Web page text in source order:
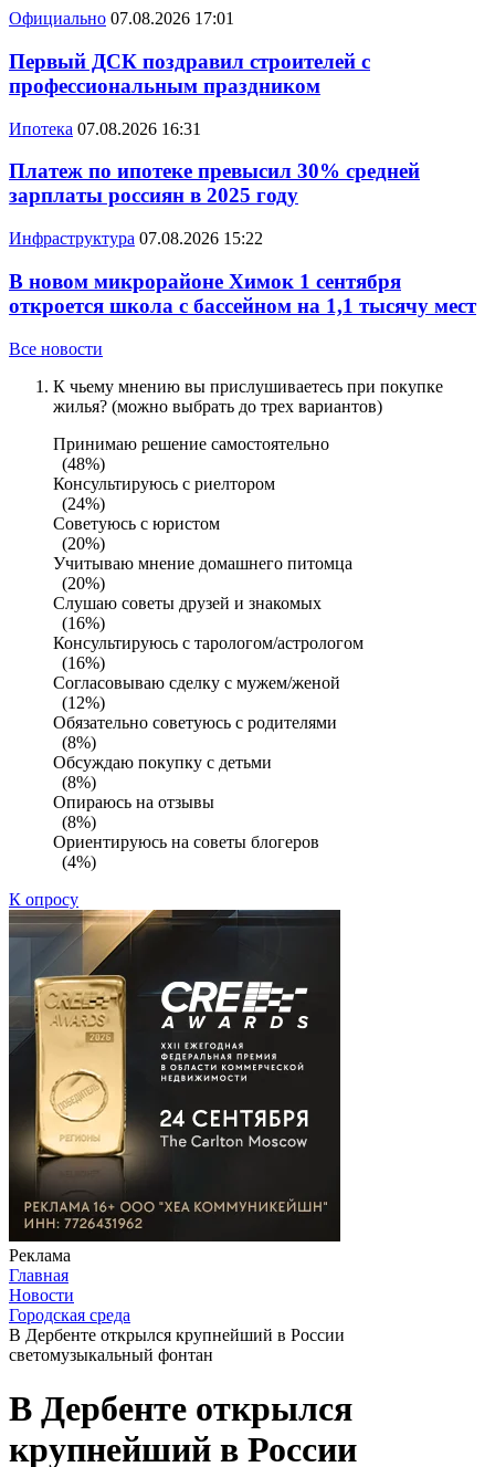
Официально 07.08.2026 17:01
Первый ДСК поздравил строителей с
профессиональным праздником
Ипотека 07.08.2026 16:31
Платеж по ипотеке превысил 30% средней
зарплаты россиян в 2025 году
Инфраструктура 07.08.2026 15:22
В новом микрорайоне Химок 1 сентября
откроется школа с бассейном на 1,1 тысячу мест
Все новости
К чьему мнению вы прислушиваетесь при покупке
жилья? (можно выбрать до трех вариантов)
Принимаю решение самостоятельно
(48%)
Консультируюсь с риелтором
(24%)
Советуюсь с юристом
(20%)
Учитываю мнение домашнего питомца
(20%)
Слушаю советы друзей и знакомых
(16%)
Консультируюсь с тарологом/астрологом
(16%)
Согласовываю сделку с мужем/женой
(12%)
Обязательно советуюсь с родителями
(8%)
Обсуждаю покупку с детьми
(8%)
Опираюсь на отзывы
(8%)
Ориентируюсь на советы блогеров
(4%)
К опросу
Реклама
Главная
Новости
Городская среда
В Дербенте открылся крупнейший в России
светомузыкальный фонтан
В Дербенте открылся
крупнейший в России